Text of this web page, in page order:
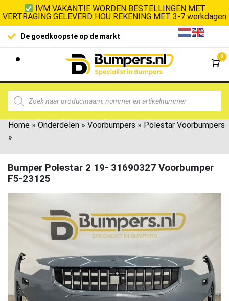
IVM VAKANTIE WORDEN BESTELLINGEN MET
VERTRAGING GELEVERD HOU REKENING MET 3-7 werkdagen
De goedkoopste op de markt
0
Home » Onderdelen » Voorbumpers » Polestar Voorbumpers
»
Bumper Polestar 2 19- 31690327 Voorbumper
F5-23125